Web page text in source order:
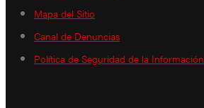
Mapa del Sitio
Canal de Denuncias
Política de Seguridad de la Información